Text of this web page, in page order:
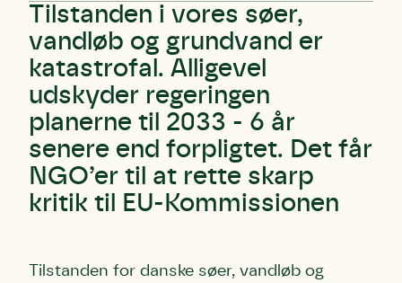
Tilstanden i vores søer,
vandløb og grundvand er
katastrofal. Alligevel
udskyder regeringen
planerne til 2033 - 6 år
senere end forpligtet. Det får
NGO’er til at rette skarp
kritik til EU-Kommissionen
Tilstanden for danske søer, vandløb og